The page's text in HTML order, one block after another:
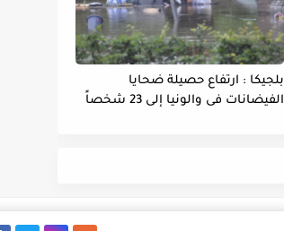
بلجيكا : ارتفاع حصيلة ضحايا
الفيضانات فى والونيا إلى 23 شخصاً